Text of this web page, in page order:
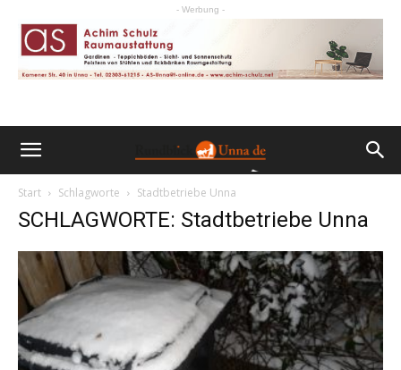
- Werbung -
Start Schlagworte Stadtbetriebe Unna
SCHLAGWORTE: Stadtbetriebe Unna